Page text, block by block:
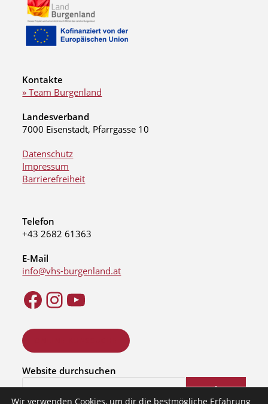
Kontakte
» Team Burgenland
Landesverband
7000 Eisenstadt, Pfarrgasse 10
Datenschutz
Impressum
Barrierefreiheit
Telefon
+43 2682 61363
E-Mail
info@vhs-burgenland.at
Website durchsuchen
Suchen
Wir verwenden Cookies, um dir die bestmögliche Erfahrung